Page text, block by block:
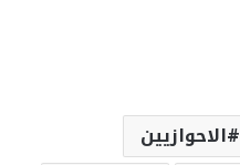
#الاحوازيين